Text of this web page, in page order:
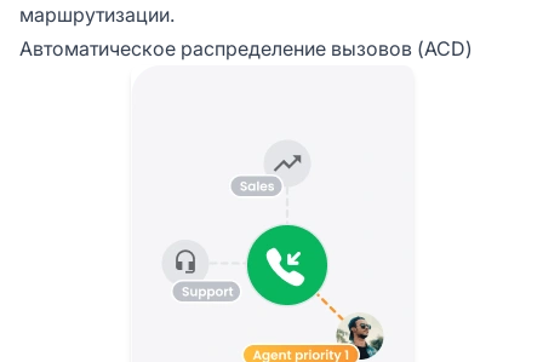
маршрутизации.
Автоматическое распределение вызовов (ACD)